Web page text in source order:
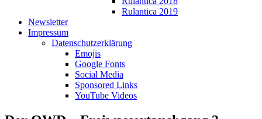
Rulantica 2019
Newsletter
Impressum
Datenschutzerklärung
Emojis
Google Fonts
Social Media
Sponsored Links
YouTube Videos